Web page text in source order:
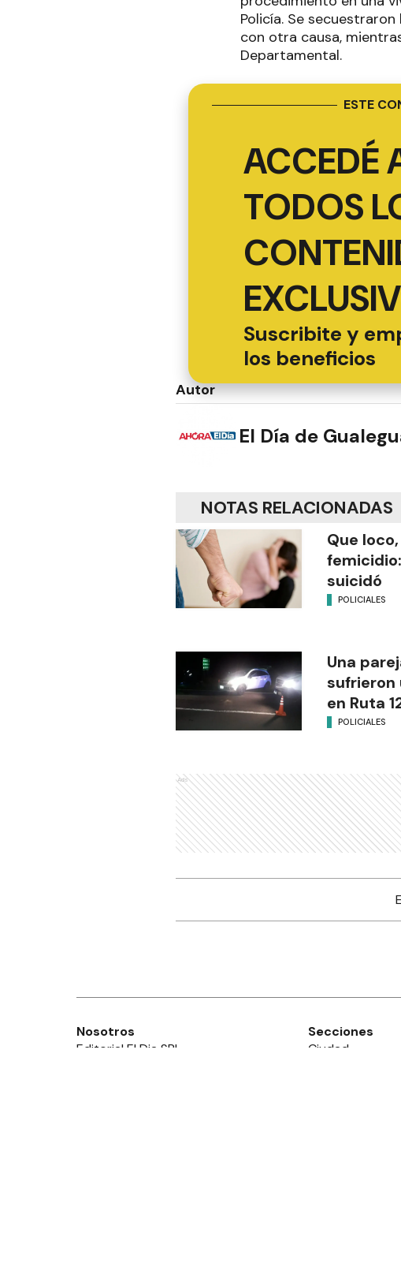
Policía. Se
con otra causa,
Departamental.
ESTE
ACCEDÉ
TODOS
Suscribite y
los beneficios
Autor
El Día de
NOTAS RELACIONADAS
Que
suicidó
POLICIALES
Una
sufrieron
en Ruta
POLICIALES
Ads
Nosotros
Editorial El Dia SRL
Secciones
Ciudad